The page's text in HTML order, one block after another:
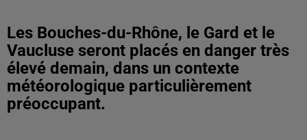
Les Bouches-du-Rhône, le Gard et le
Vaucluse seront placés en danger très
élevé demain, dans un contexte
météorologique particulièrement
préoccupant.